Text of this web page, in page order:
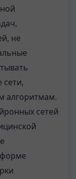
не
алгоритмам.
сетей